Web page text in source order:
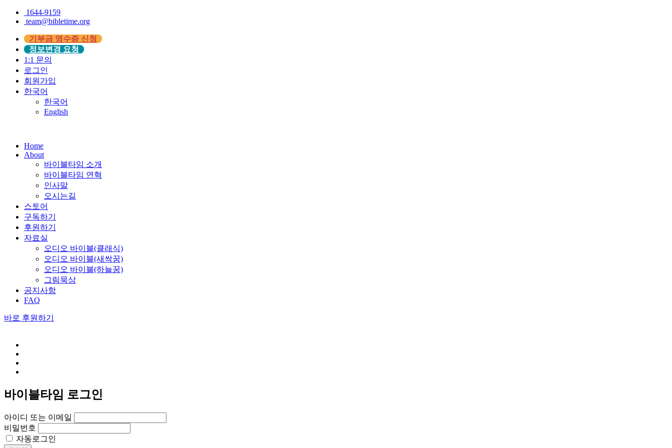
1644-9159
team@bibletime.org
기부금 영수증 신청
정보변경 요청
1:1 문의
로그인
회원가입
한국어
한국어
English
Home
About
바이블타임 소개
바이블타임 연혁
인사말
오시는길
스토어
구독하기
후원하기
자료실
오디오 바이블(클래식)
오디오 바이블(새싹꿈)
오디오 바이블(하늘꿈)
그림묵상
공지사항
FAQ
바로 후원하기
바이블타임 로그인
아이디 또는 이메일
비밀번호
자동로그인